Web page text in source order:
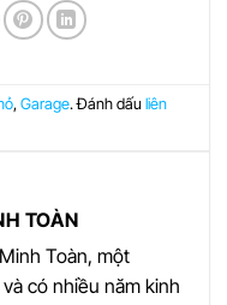
,Garage. Đánh dấuliên
TOÀN
Toàn, một
có nhiều năm kinh